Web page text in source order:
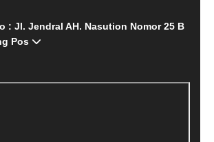
: Jl. Jendral AH. Nasution Nomor 25 B
Pos